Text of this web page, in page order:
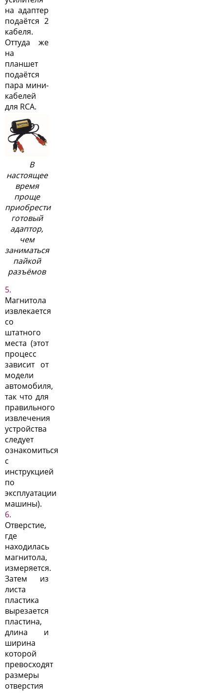
на адаптер
подаётся 2
кабеля.
Оттуда же
на
планшет
подаётся
пара мини-
кабелей
для RCA.
В
настоящее
время
проще
приобрести
готовый
адаптор,
чем
заниматься
пайкой
разъёмов
Магнитола
извлекается
со
штатного
места (этот
процесс
зависит от
модели
автомобиля,
так что для
правильного
извлечения
устройства
следует
ознакомиться
с
инструкцией
по
эксплуатации
машины).
Отверстие,
где
находилась
магнитола,
измеряется.
Затем из
листа
пластика
вырезается
пластина,
длина и
ширина
которой
превосходят
размеры
отверстия